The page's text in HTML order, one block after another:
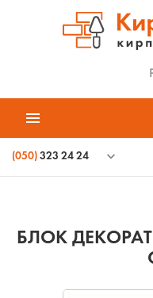
(050) 323 24 24
БЛОК